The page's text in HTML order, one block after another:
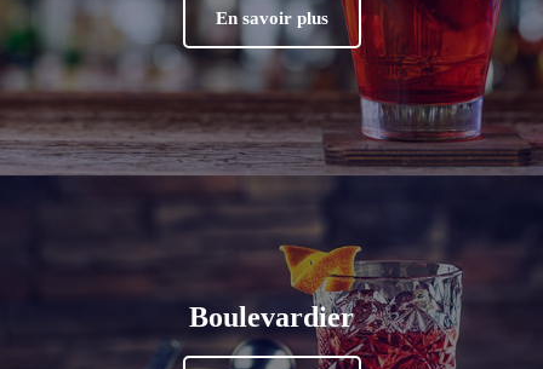
En savoir plus
Boulevardier